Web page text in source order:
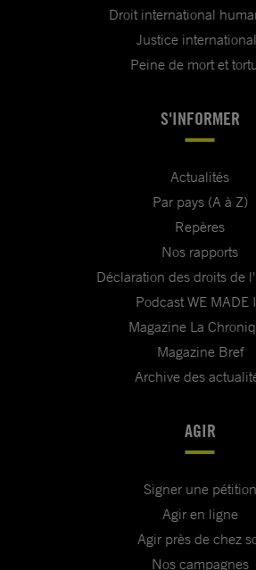
Droit international
Justice
Peine de mort et
S'INFORMER
Actualités
Par pays (A à Z)
Repères
Nos rapports
Déclaration des droits de
Podcast WE MADE
Magazine La
Magazine Bref
Archive des
AGIR
Signer une pétition
Agir en ligne
Agir près de chez
Nos campagnes